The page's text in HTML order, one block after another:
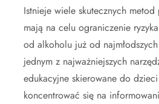
Istnieje wiele skutecznych
mają na celu ograniczenie
od alkoholu już od
jednym z najważniejszych
edukacyjne skierowane do
koncentrować się na